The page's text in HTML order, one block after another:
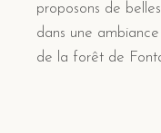
proposons de
dans une
de la forêt de